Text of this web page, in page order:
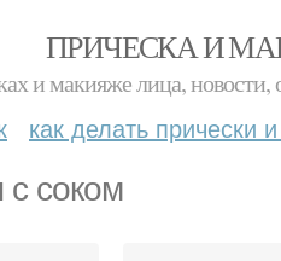
ПРИЧЕСКА И
и макияже лица,
как делать прически
соком